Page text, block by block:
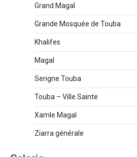
Grand Magal
Grande Mosquée de Touba
Khalifes
Magal
Serigne Touba
Touba – Ville Sainte
Xamle Magal
Ziarra générale